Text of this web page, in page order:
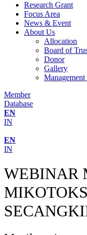
Research Grant
Focus Area
News & Event
About Us
Allocation
Board of
Donor
Gallery
Member
Database
EN
IN
EN
IN
WEBINAR